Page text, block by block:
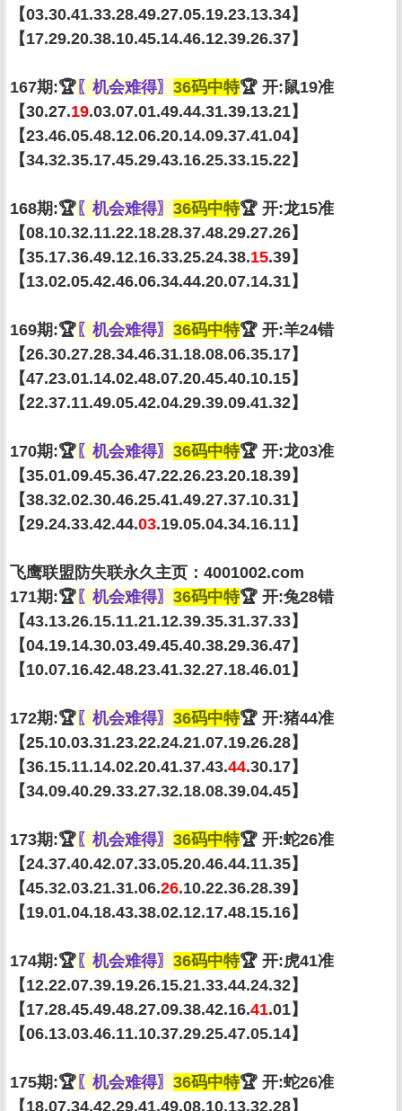
【03.30.41.33.28.49.27.05.19.23.13.34】
【17.29.20.38.10.45.14.46.12.39.26.37】
167期:🏆〖机会难得〗 36码中特🏆 开:鼠19准
【30.27.19.03.07.01.49.44.31.39.13.21】
【23.46.05.48.12.06.20.14.09.37.41.04】
【34.32.35.17.45.29.43.16.25.33.15.22】
168期:🏆〖机会难得〗 36码中特🏆 开:龙15准
【08.10.32.11.22.18.28.37.48.29.27.26】
【35.17.36.49.12.16.33.25.24.38.15.39】
【13.02.05.42.46.06.34.44.20.07.14.31】
169期:🏆〖机会难得〗 36码中特🏆 开:羊24错
【26.30.27.28.34.46.31.18.08.06.35.17】
【47.23.01.14.02.48.07.20.45.40.10.15】
【22.37.11.49.05.42.04.29.39.09.41.32】
170期:🏆〖机会难得〗 36码中特🏆 开:龙03准
【35.01.09.45.36.47.22.26.23.20.18.39】
【38.32.02.30.46.25.41.49.27.37.10.31】
【29.24.33.42.44.03.19.05.04.34.16.11】
飞鹰联盟防失联永久主页：4001002.com
171期:🏆〖机会难得〗 36码中特🏆 开:兔28错
【43.13.26.15.11.21.12.39.35.31.37.33】
【04.19.14.30.03.49.45.40.38.29.36.47】
【10.07.16.42.48.23.41.32.27.18.46.01】
172期:🏆〖机会难得〗 36码中特🏆 开:猪44准
【25.10.03.31.23.22.24.21.07.19.26.28】
【36.15.11.14.02.20.41.37.43.44.30.17】
【34.09.40.29.33.27.32.18.08.39.04.45】
173期:🏆〖机会难得〗 36码中特🏆 开:蛇26准
【24.37.40.42.07.33.05.20.46.44.11.35】
【45.32.03.21.31.06.26.10.22.36.28.39】
【19.01.04.18.43.38.02.12.17.48.15.16】
174期:🏆〖机会难得〗 36码中特🏆 开:虎41准
【12.22.07.39.19.26.15.21.33.44.24.32】
【17.28.45.49.48.27.09.38.42.16.41.01】
【06.13.03.46.11.10.37.29.25.47.05.14】
175期:🏆〖机会难得〗 36码中特🏆 开:蛇26准
【18.07.34.42.29.41.49.08.10.13.32.28】